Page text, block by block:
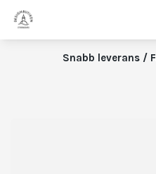
Snabb leverans /